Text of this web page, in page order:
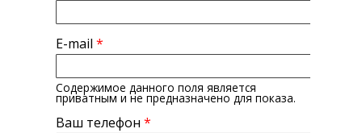
E-mail *
Содержимое данного поля является
приватным и не предназначено для показа.
Ваш телефон *